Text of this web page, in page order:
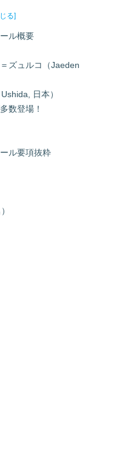
ル概要
ズュルコ（Jaeden
日本）
数登場！
ル要項抜粋